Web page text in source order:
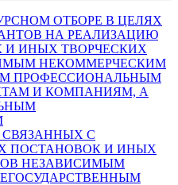
ОТБОРЕ В ЦЕЛЯХ
НА РЕАЛИЗАЦИЮ
ИНЫХ ТВОРЧЕСКИХ
НЕКОММЕРЧЕСКИМ
ПРОФЕССИОНАЛЬНЫМ
И КОМПАНИЯМ, А
СВЯЗАННЫХ С
ПОСТАНОВОК И ИНЫХ
НЕЗАВИСИМЫМ